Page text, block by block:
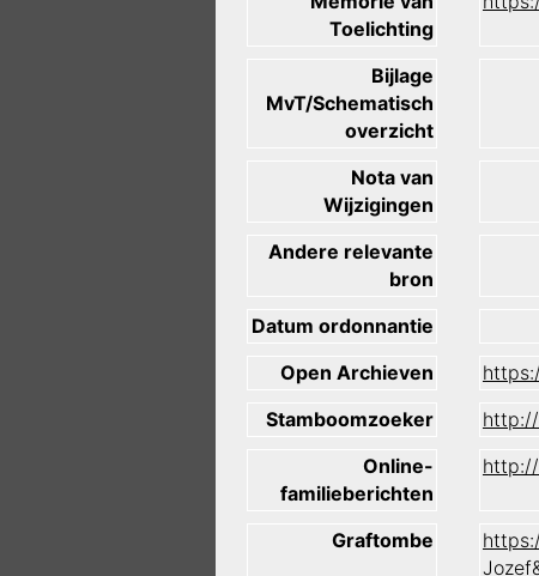
Toelichting
Bijlage
MvT/Schematisch
overzicht
Nota van
Wijzigingen
Andere relevante
bron
Datum ordonnantie
Open Archieven
Stamboomzoeker
http://
Online-
familieberichten
Graftombe